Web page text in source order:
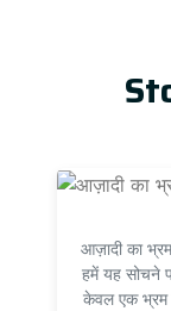
आज़ादी का
हमें यह सोचने
केवल एक भ्रम